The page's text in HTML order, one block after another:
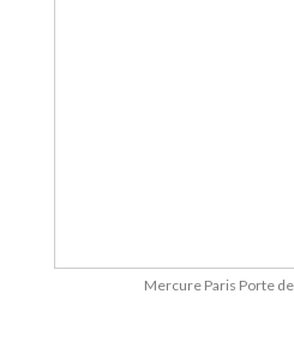
Mercure Paris Porte